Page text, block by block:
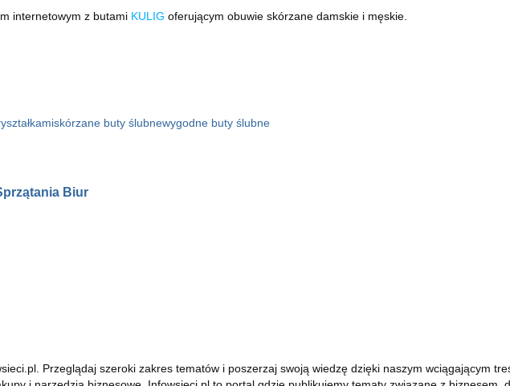
internetowym z butami KULIG oferującym obuwie skórzane damskie i męskie.
skórzane buty ślubnewygodne buty ślubne
Biur
Przeglądaj szeroki zakres tematów i poszerzaj swoją wiedzę dzięki naszym wciągającym